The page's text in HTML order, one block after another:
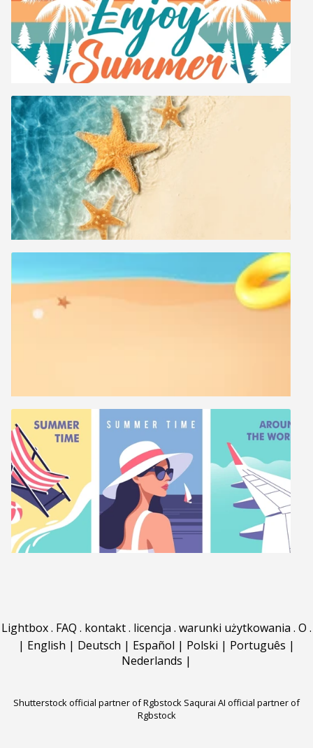
Lightbox. FAQ . kontakt. licencja . warunki użytkowania . O .
| English | Deutsch | Español | Polski | Português |
Nederlands |
Shutterstock official partner of Rgbstock Saqurai AI official partner of
Rgbstock